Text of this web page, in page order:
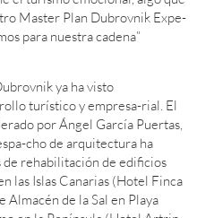
Master Plan Dubrovnik Expe-
para nuestra cadena”
ya ha visto
turístico y empresa-rial. El
por Ángel García Puertas,
cho de arquitectura ha
rehabilitación de edificios
las Islas Canarias (Hotel Finca
Almacén de la Sal en Playa